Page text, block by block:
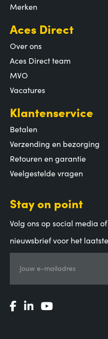
Merken
Aces Direct
Over ons
Aces Direct team
MVO
Vacatures
Klantenservice
Betalen
Verzending en bezorging
Retouren en garantie
Veelgestelde vragen
Stay on point
Volg ons op social media
nieuwsbrief voor het
Jouw e-mailadres